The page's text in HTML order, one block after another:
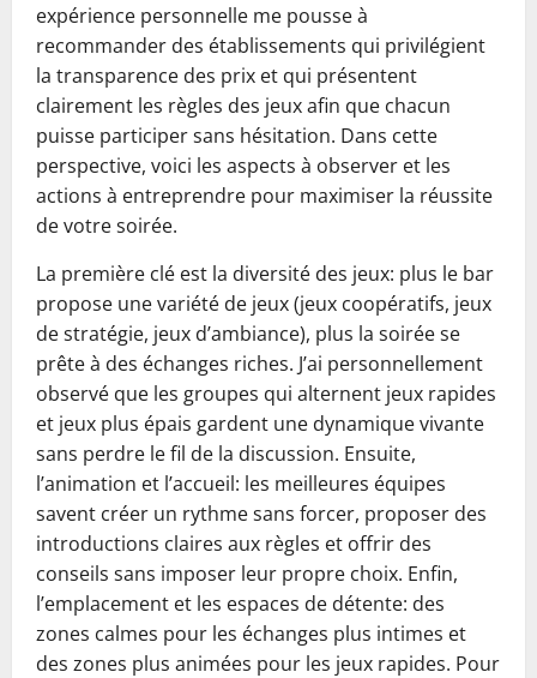
expérience personnelle me pousse à
recommander des établissements qui privilégient
la transparence des prix et qui présentent
clairement les règles des jeux afin que chacun
puisse participer sans hésitation. Dans cette
perspective, voici les aspects à observer et les
actions à entreprendre pour maximiser la réussite
de votre soirée.
La première clé est la diversité des jeux: plus le bar
propose une variété de jeux (jeux coopératifs, jeux
de stratégie, jeux d’ambiance), plus la soirée se
prête à des échanges riches. J’ai personnellement
observé que les groupes qui alternent jeux rapides
et jeux plus épais gardent une dynamique vivante
sans perdre le fil de la discussion. Ensuite,
l’animation et l’accueil: les meilleures équipes
savent créer un rythme sans forcer, proposer des
introductions claires aux règles et offrir des
conseils sans imposer leur propre choix. Enfin,
l’emplacement et les espaces de détente: des
zones calmes pour les échanges plus intimes et
des zones plus animées pour les jeux rapides. Pour